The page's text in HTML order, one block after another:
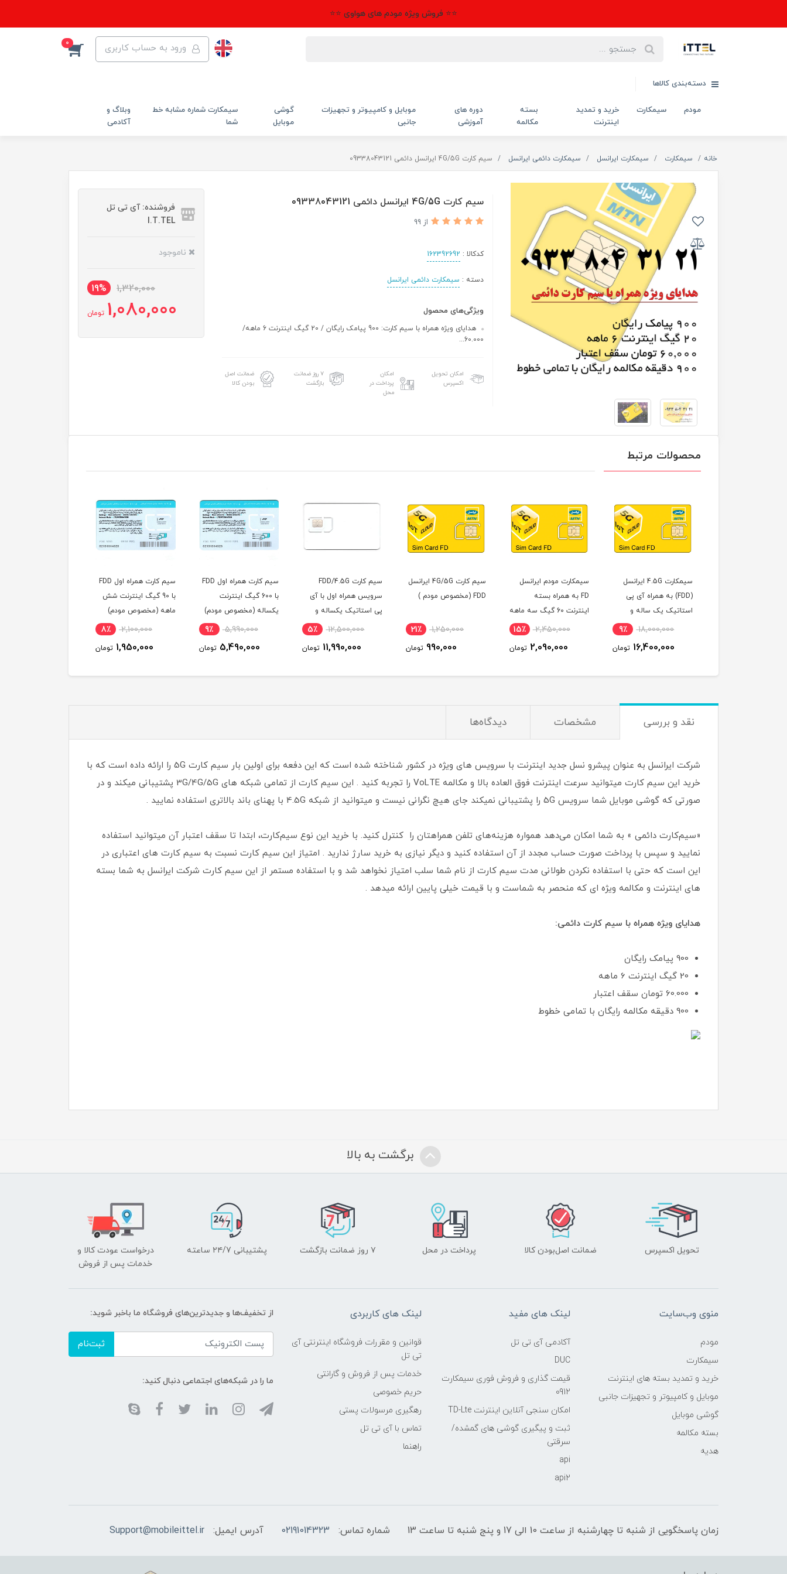
⭐⭐ فروش ویژه مودم های هواوی ⭐⭐
ورود به حساب کاربری 0
دسته‌بندی کالاها
مودم سیمکارت
خرید و تمدید
اینترنت
بسته
مکالمه
دوره های
آموزشی
موبایل و کامپیوتر و تجهیزات
جانبی
گوشی
موبایل
سیمکارت شماره مشابه خط
شما
وبلاگ و
آکادمی
خانه سیمکارت سیمکارت ایرانسل سیمکارت دائمی ایرانسل سیم کارت 4G/5G ایرانسل دائمی 09338043121
سیم کارت 4G/5G ایرانسل دائمی 09338043121
از 99
کدکالا : 162392692
دسته : سیمکارت دائمی ایرانسل
ویژگی‌های محصول
هدایای ویژه همراه با سیم کارت: 900 پیامک رایگان / 20 گیگ اینترنت 6 ماهه/
60.000...
امکان تحویل
اکسپرس
امکان
پرداخت در
محل
۷ روز ضمانت
بازگشت
ضمانت اصل
بودن کالا
فروشنده: آی تی تل
I.T.TEL
ناموجود
1,320,000
19%
1,080,000 تومان
محصولات مرتبط
سیمکارت 4.5G ایرانسل
(FDD) به همراه آی پی
استاتیک یک ساله و
بسته اینترنت 500 گیگ 18,000,000 9٪
16,400,000 تومان
سیمکارت مودم ایرانسل
FD به همراه بسته
اینترنت 60 گیگ سه ماهه
(مخصوص مودم )
2,450,000 15٪
2,090,000 تومان
سیم کارت 4G/5G ایرانسل
FDD (مخصوص مودم )
1,250,000 21٪
990,000 تومان
سیم کارت FDD/4.5G
سرویس همراه اول با آی
پی استاتیک یکساله و
500 گیگ اینترنت سه
12,500,000 5٪
11,990,000 تومان
سیم کارت همراه اول FDD
با 600 گیگ اینترنت
یکساله (مخصوص مودم)
5,990,000 9٪
5,490,000 تومان
سیم کارت همراه اول FDD
با 90 گیگ اینترنت شش
ماهه (مخصوص مودم)
2,100,000 8٪
1,950,000 تومان
نقد و بررسی مشخصات دیدگاه‌ها
شرکت ایرانسل به عنوان پیشرو نسل جدید اینترنت با سرویس های ویژه در کشور شناخته شده است که این دفعه برای اولین بار سیم کارت 5G را ارائه داده است که با
خرید این سیم کارت میتوانید سرعت اینترنت فوق العاده بالا و مکالمه VoLTE را تجربه کنید . این سیم کارت از تمامی شبکه های 3G/4G/5G پشتیبانی میکند و در
صورتی که گوشی موبایل شما سرویس 5G را پشتیبانی نمیکند جای هیچ نگرانی نیست و میتوانید از شبکه 4.5G با پهنای باند بالاتری استفاده نمایید .
«سیم‌کارت دائمی » به شما امکان می‌دهد همواره هزینه‌های تلفن همراهتان را کنترل کنید. با خرید این نوع سیم‌کارت، ابتدا تا سقف اعتبار آن میتوانید استفاده
نمایید و سپس با پرداخت صورت حساب مجدد از آن استفاده کنید و دیگر نیازی به خرید سارژ ندارید . امتیاز این سیم کارت نسبت به سیم کارت های اعتباری در
این است که حتی با استفاده نکردن طولانی مدت سیم کارت از نام شما سلب امتیاز نخواهد شد و با استفاده مستمر از این سیم کارت شرکت ایرانسل به شما بسته
های اینترنت و مکالمه ویژه ای که منحصر به شماست و با قیمت خیلی پایین ارائه میدهد .
هدایای ویژه همراه با سیم کارت دائمی:
900 پیامک رایگان
20 گیگ اینترنت 6 ماهه
60.000 تومان سقف اعتبار
900 دقیقه مکالمه رایگان با تمامی خطوط
برگشت به بالا
تحویل اکسپرس ضمانت اصل‌بودن کالا پرداخت در محل ۷ روز ضمانت بازگشت پشتیبانی ۲۴/7 ساعته
درخواست عودت کالا و
خدمات پس از فروش
منوی وب‌سایت
مودم
سیمکارت
خرید و تمدید بسته های اینترنت
موبایل و کامپیوتر و تجهیزات جانبی
گوشی موبایل
بسته مکالمه
هدیه
لینک های مفید
آکادمی آی تی تل
DUC
قیمت گذاری و فروش فوری سیمکارت
0912
امکان سنجی آنلاین اینترنت TD-Lte
ثبت و پیگیری گوشی های گمشده/
سرقتی
api
api2
لینک های کاربردی
قوانین و مقررات فروشگاه اینترنتی آی
تی تل
خدمات پس از فروش و گارانتی
حریم خصوصی
رهگیری مرسولات پستی
تماس با آی تی تل
راهنما
از تخفیف‌ها و جدیدترین‌های فروشگاه ما باخبر شوید:
ثبت‌نام
ما را در شبکه‌های اجتماعی دنبال کنید:
زمان پاسخگویی از شنبه تا چهارشنبه از ساعت 10 الی 17 و پنج شنبه تا ساعت 13 شماره تماس: 02191014323 آدرس ایمیل: Support@mobileittel.ir